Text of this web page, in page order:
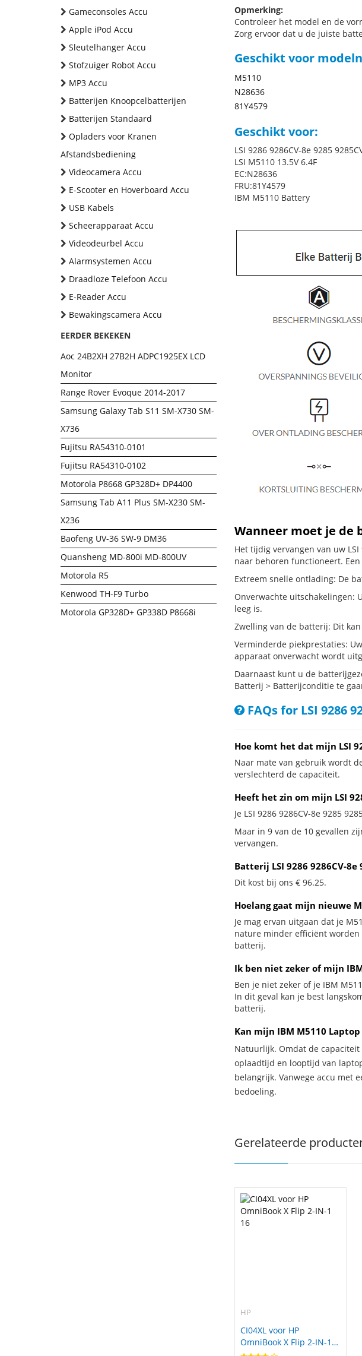
Gameconsoles Accu
Apple iPod Accu
Sleutelhanger Accu
Stofzuiger Robot Accu
MP3 Accu
Batterijen Knoopcelbatterijen
Batterijen Standaard
Opladers voor Kranen
Afstandsbediening
Videocamera Accu
E-Scooter en Hoverboard Accu
USB Kabels
Scheerapparaat Accu
Videodeurbel Accu
Alarmsystemen Accu
Draadloze Telefoon Accu
E-Reader Accu
Bewakingscamera Accu
EERDER BEKEKEN
Aoc 24B2XH 27B2H ADPC1925EX LCD
Monitor
Range Rover Evoque 2014-2017
Samsung Galaxy Tab S11 SM-X730 SM-
X736
Fujitsu RA54310-0101
Fujitsu RA54310-0102
Motorola P8668 GP328D+ DP4400
Samsung Tab A11 Plus SM-X230 SM-
X236
Baofeng UV-36 SW-9 DM36
Quansheng MD-800i MD-800UV
Motorola R5
Kenwood TH-F9 Turbo
Motorola GP328D+ GP338D P8668i
Opmerking:
Controleer het model en de
Zorg ervoor dat u de juiste
Geschikt voor
M5110
N28636
81Y4579
Geschikt voor:
LSI 9286 9286CV-8e 9285
LSI M5110 13.5V 6.4F
EC:N28636
FRU:81Y4579
IBM M5110 Battery
Wanneer moet je de
Het tijdig vervangen van uw
naar behoren functioneert.
Extreem snelle ontlading: De
Onverwachte uitschakelingen:
leeg is.
Zwelling van de batterij: Dit
Verminderde piekprestaties:
apparaat onverwacht wordt
Daarnaast kunt u de
Batterij > Batterijconditie te
FAQs for LSI 9286
Hoe komt het dat mijn LSI
Naar mate van gebruik wordt
verslechterd de capaciteit.
Heeft het zin om mijn LSI
Je LSI 9286 9286CV-8e 9285
Maar in 9 van de 10 gevallen
vervangen.
Batterij LSI 9286 9286CV-
Dit kost bij ons € 96.25.
Hoelang gaat mijn nieuwe
Je mag ervan uitgaan dat je
nature minder efficiënt worden
batterij.
Ik ben niet zeker of mijn
Ben je niet zeker of je IBM
In dit geval kan je best
batterij.
Kan mijn IBM M5110
Natuurlijk. Omdat de
oplaadtijd en looptijd van
belangrijk. Vanwege accu met
bedoeling.
Gerelateerde
HP
CI04XL voor HP
OmniBook X Flip 2-IN-1